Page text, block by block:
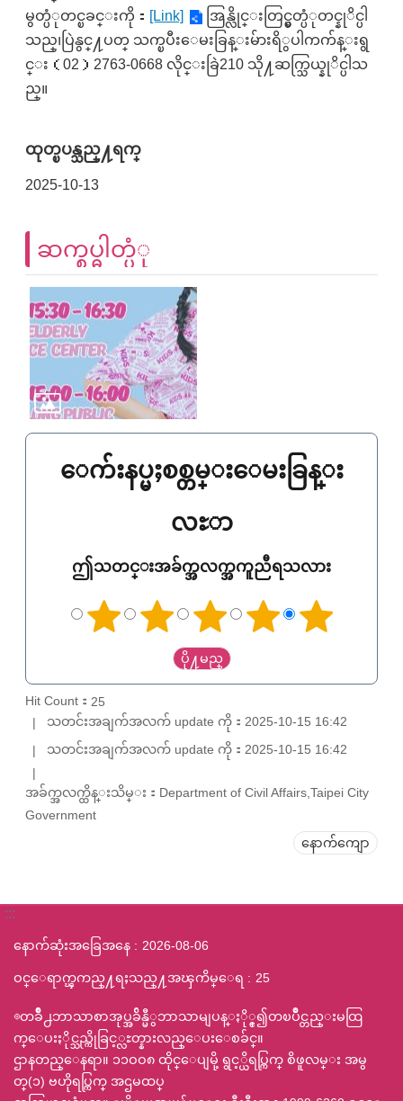
မွတ္ပံုတင္ၿခင္းကို： [Link]
အြန္လိုင္းတြင္မွတ္ပံုတင္နုိင္ပါ
သည္၊ပြဲနွင္႔ပတ္ သက္ၿပီးေမးခြန္းမ်ားရိွပါကက်န္းရွ
င္း（02）2763-0668 လိုင္းခြဲ210 သို႔ဆက္သြယ္နုိင္ပါသ
ည္။
ထုတ္ၿပန္သည္႔ရက္
2025-10-13
ဆက္စပ္ဓါတ္ပံု
ေက်းနပ္မႈစစ္တမ္းေမးခြန္း
လႊာ
ဤသတင္းအခ်က္အလက္အကူညီရသလား
Hit Count： 25
သတင်းအချက်အလက် update ကို：2025-10-15 16:42
သတင်းအချက်အလက် update ကို：2025-10-15 16:42
အခ်က္အလက္ထိန္းသိမ္း：Department of Civil Affairs,Taipei City
Government
နောက်ကျော
:::
နောက်ဆုံးအခြေအနေ 2026-08-06
ဝင္ေရာက္ၾကည္႔ရႈသည္႔အၾကိမ္ေရ 25
◎တခ်ဳိ႕ဘာသာစာအုပ္အခ်ိန္မီွဘာသာမျပန္ႏို္င္၍တၿပိဳင္တည္းမထြ
က္ေပးႏိုင္သည္ကိုခြင့္လႊတ္နားလည္ေပးေစခ်င္။
ဌာနတည္ေနရာ။ ၁၁ဝဝ၈ ထိုင္ေပျမို့ ရွင့္ယိရပ္ကြက္ စိဖူလမ္း အမွ
တ္(၁) ဗဟိုရပ္ကြက္ အဌမထပ္